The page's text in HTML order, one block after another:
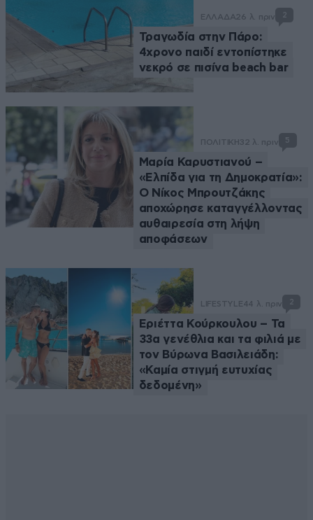
ΕΛΛΑΔΑ26 λ. πριν 2
Τραγωδία στην Πάρο:
4χρονο παιδί εντοπίστηκε
νεκρό σε πισίνα beach bar
ΠΟΛΙΤΙΚΗ32 λ. πριν 5
Μαρία Καρυστιανού –
«Ελπίδα για τη Δημοκρατία»:
Ο Νίκος Μπρουτζάκης
αποχώρησε καταγγέλλοντας
αυθαιρεσία στη λήψη
αποφάσεων
LIFESTYLE44 λ. πριν 2
Εριέττα Κούρκουλου – Τα
33α γενέθλια και τα φιλιά με
τον Βύρωνα Βασιλειάδη:
«Καμία στιγμή ευτυχίας
δεδομένη»